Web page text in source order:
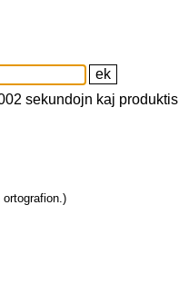
sekundojn kaj produktis
ortografion.)